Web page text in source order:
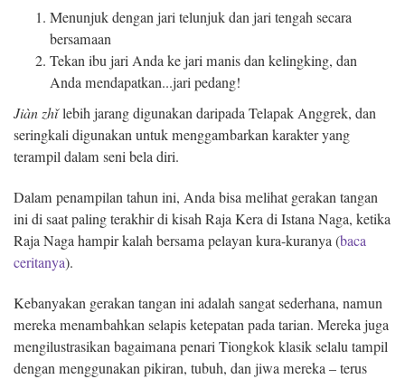
Menunjuk dengan jari telunjuk dan jari tengah secara
bersamaan
Tekan ibu jari Anda ke jari manis dan kelingking, dan
Anda mendapatkan...jari pedang!
Jiàn zhǐlebih jarang digunakan daripada Telapak Anggrek, dan
seringkali digunakan untuk menggambarkan karakter yang
terampil dalam seni bela diri.
Dalam penampilan tahun ini, Anda bisa melihat gerakan tangan
ini di saat paling terakhir di kisah Raja Kera di Istana Naga, ketika
Raja Naga hampir kalah bersama pelayan kura-kuranya (baca
ceritanya).
Kebanyakan gerakan tangan ini adalah sangat sederhana, namun
mereka menambahkan selapis ketepatan pada tarian. Mereka juga
mengilustrasikan bagaimana penari Tiongkok klasik selalu tampil
dengan menggunakan pikiran, tubuh, dan jiwa mereka – terus